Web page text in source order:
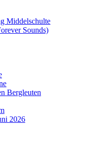
Middelschulte
Sounds)
Bergleuten
2026